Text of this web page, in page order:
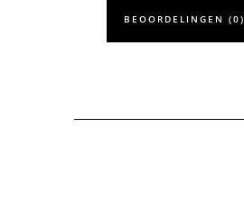
BEOORDELINGEN (0)